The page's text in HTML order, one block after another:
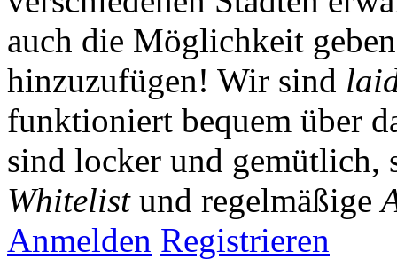
auch die Möglichkeit
hinzuzufügen! Wir sind
funktioniert bequem über
sind locker und gemütlich,
Whitelistund regelmäßige
Anmelden Registrieren